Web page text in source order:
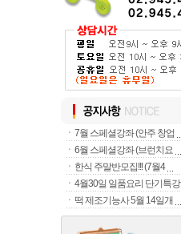
ㆍ 7월 스페셜강좌 (안주 창업
ㆍ 6월 스페셜강좌 (브런치요
ㆍ 한식 주말반모집!!! (7월4
ㆍ 4월30일 일품요리 단기특강
ㆍ 떡 제조기능사 5월 14일개